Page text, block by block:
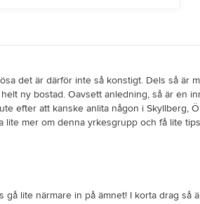
det är därför inte så konstigt. Dels så är
ny bostad. Oavsett anledning, så är en
efter att kanske anlita någon i Skyllberg,
mer om denna yrkesgrupp och få lite
lite närmare in på ämnet! I korta drag så